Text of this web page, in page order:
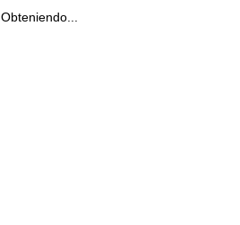
Obteniendo...